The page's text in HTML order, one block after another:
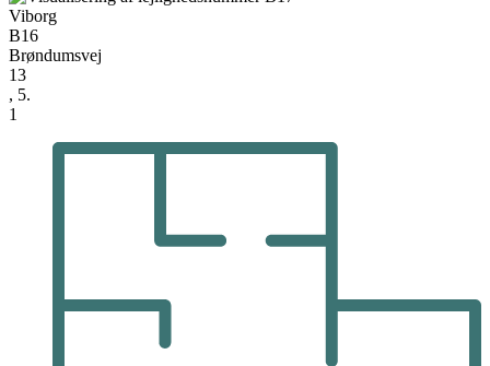
Viborg
B16
Brøndumsvej
13
, 5.
1